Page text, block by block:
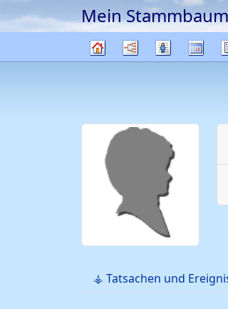
Weiter zu Hauptseite
Mein Stammbaum
Diagramme
Listen
⚶ Tatsachen und